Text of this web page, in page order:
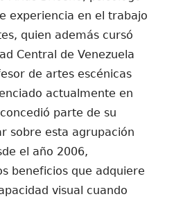
experiencia en el trabajo
quien además cursó
Central de Venezuela
de artes escénicas
actualmente en
parte de su
sobre esta agrupación
el año 2006,
beneficios que adquiere
visual cuando